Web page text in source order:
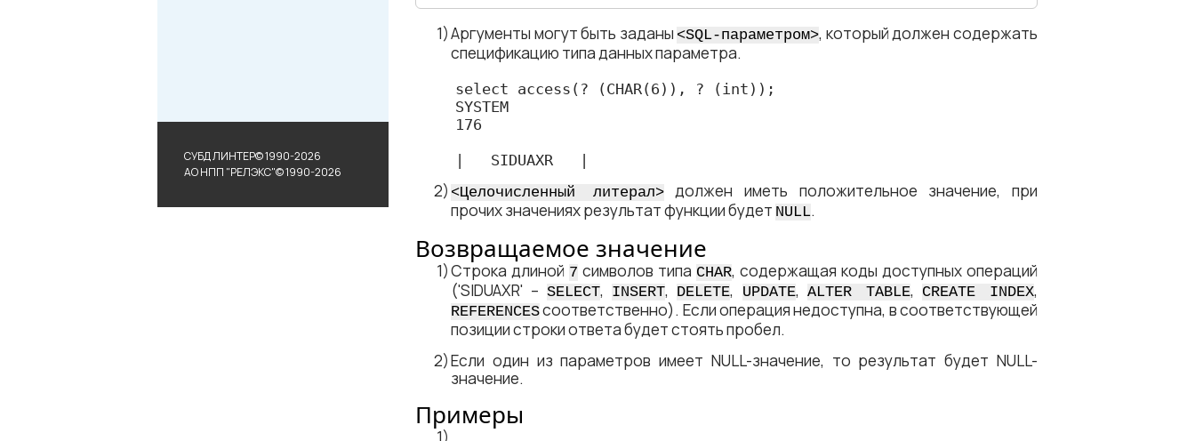
СУБД ЛИНТЕР© 1990-2026
АО НПП "РЕЛЭКС"© 1990-2026
Аргументы могут быть заданы<​SQL-параметром​>, который должен содержать
спецификацию типа данных параметра.
select access(? (CHAR(6)), ? (int));
SYSTEM
176
|   SIDUAXR   |
<​Целочисленный литерал​>должен иметь положительное значение, при
прочих значениях результат функции будет NULL.
Возвращаемое значение
Строка длиной 7 символов типа CHAR, содержащая коды доступных операций
('SIDUAXR' –SELECT, INSERT, DELETE, UPDATE, ALTER TABLE, CREATE INDEX,
REFERENCESсоответственно). Если операция недоступна, в соответствующей
позиции строки ответа будет стоять пробел.
Если один из параметров имеет NULL-значение, то результат будет NULL-
значение.
Примеры